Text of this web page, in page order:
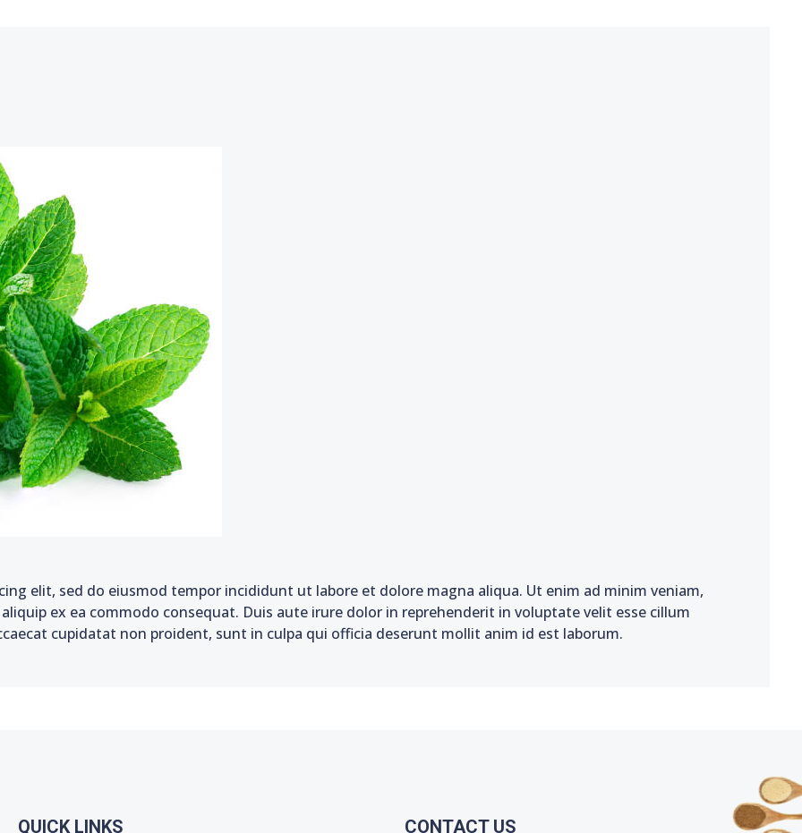
elit, sed do eiusmod tempor incididunt ut labore et dolore magna aliqua. Ut enim ad minim veniam,
ex ea commodo consequat. Duis aute irure dolor in reprehenderit in voluptate velit esse cillum
cupidatat non proident, sunt in culpa qui officia deserunt mollit anim id est laborum.
QUICK LINKS CONTACT US